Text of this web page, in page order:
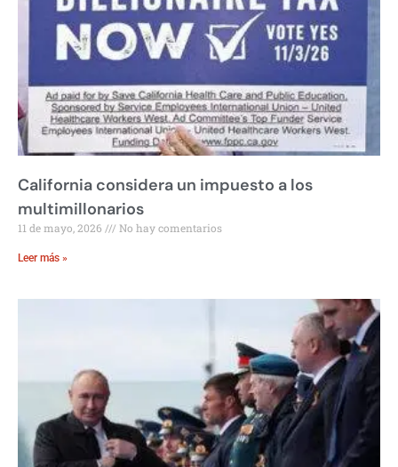
California considera un impuesto a los
multimillonarios
11 de mayo, 2026 No hay comentarios
Leer más »